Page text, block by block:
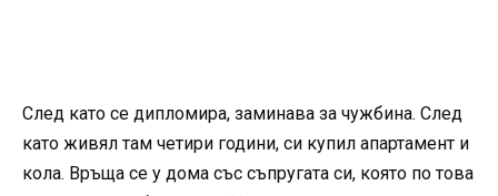
След като се дипломира, заминава за чужбина. След
като живял там четири години, си купил апартамент и
кола. Връща се у дома със съпругата си, която по това